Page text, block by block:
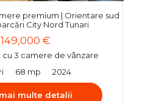
premium | Orientare sud
City Nord Tunari
149,000 €
3 camere de vânzare
68 mp 2024
multe detalii